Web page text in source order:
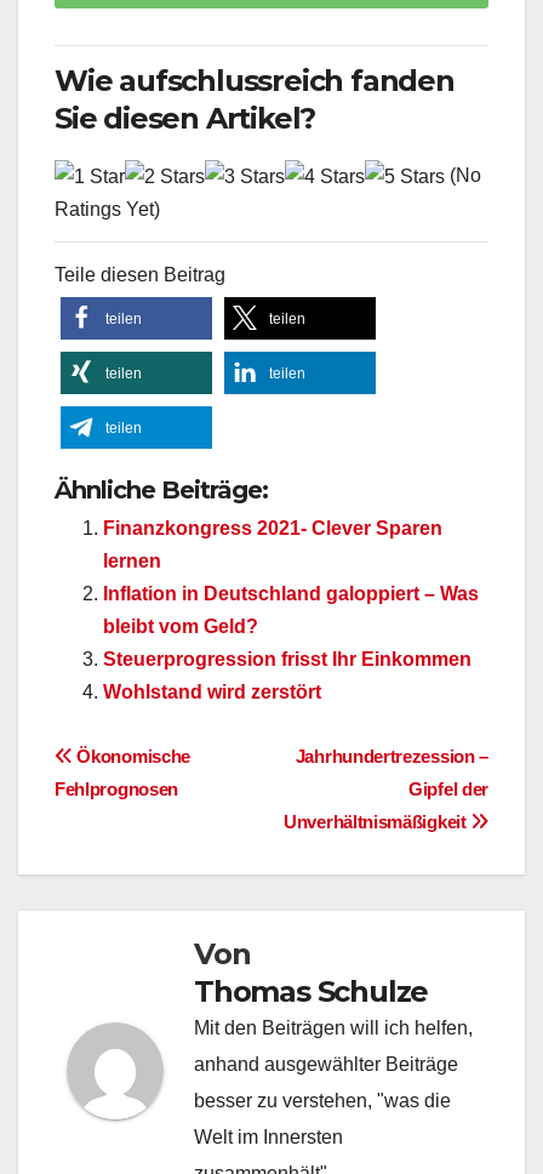
Wie aufschlussreich fanden
Sie diesen Artikel?
(No
Ratings Yet)
Teile diesen Beitrag
teilen teilen
teilen teilen
teilen
Ähnliche Beiträge:
Finanzkongress 2021- Clever Sparen
lernen
Inflation in Deutschland galoppiert – Was
bleibt vom Geld?
Steuerprogression frisst Ihr Einkommen
Wohlstand wird zerstört
Beitragsnavigation
Jahrhundertrezession –
Gipfel der
Unverhältnismäßigkeit
Ökonomische
Fehlprognosen
Von
Thomas Schulze
Mit den Beiträgen will ich helfen,
anhand ausgewählter Beiträge
besser zu verstehen, "was die
Welt im Innersten